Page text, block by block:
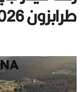
طرابزون 2026